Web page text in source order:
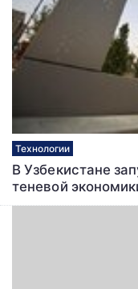
Технологии
В Узбекистане
теневой